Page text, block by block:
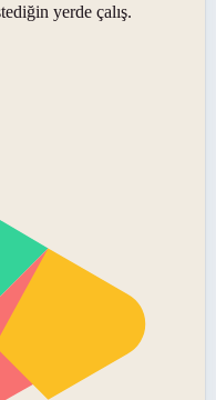
yerde çalış.